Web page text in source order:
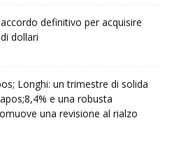
definitivo per acquisire
dollari
Longhi: un trimestre di solida
e una robusta
una revisione al rialzo